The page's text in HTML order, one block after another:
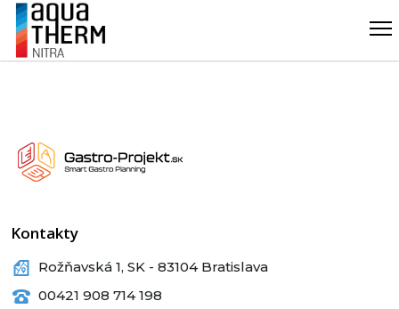
Kontakty
Rožňavská 1, SK - 83104 Bratislava
00421 908 714 198